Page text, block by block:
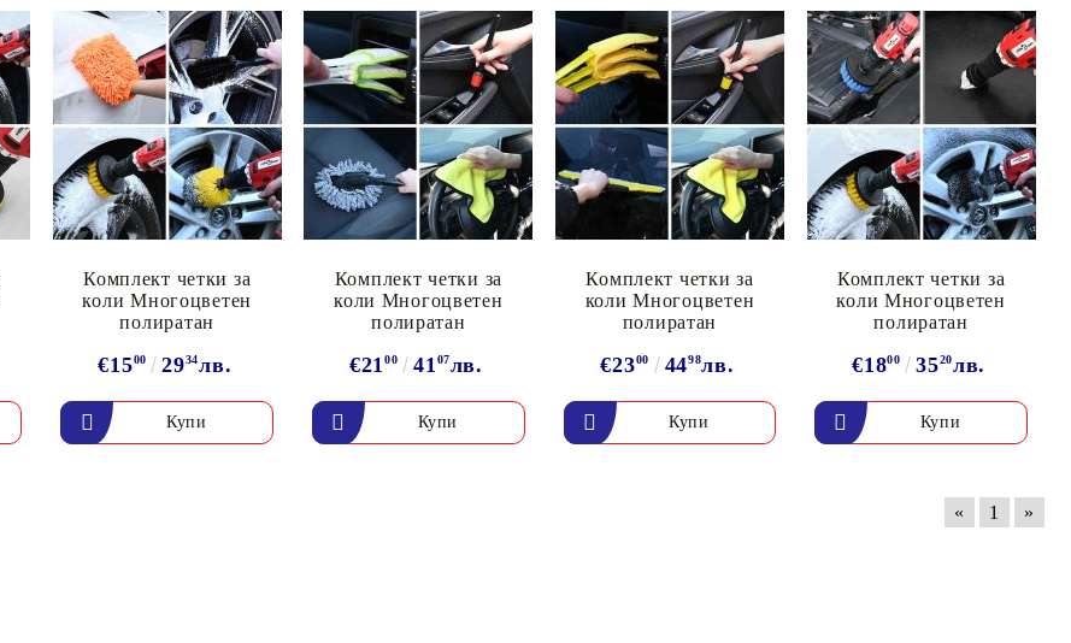
Подложки за фитнес уреди
Лостове за набиране
Силови кули
Йога и пилатес
Волейбол
Комплект четки за
коли Многоцветен
полиратан
€1500 2934лв.
Комплект четки за
коли Многоцветен
полиратан
€2100 4107лв.
Комплект четки за
коли Многоцветен
полиратан
€2300 4498лв.
Комплект четки за
коли Многоцветен
полиратан
€1800 3520лв.
« 1 »